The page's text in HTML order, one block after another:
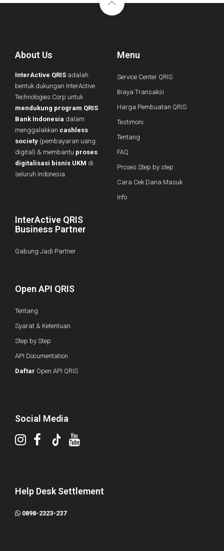
About Us
InterActive QRIS adalah
bentuk dukungan InterActive
Technologies Corp untuk
mendukung program QRIS
Bank Indonesia dalam
menggalakkan cashless
society (pembayaran uang
digital) & membantu proses
digitalisasi bisnis UKM di
seluruh Indonesia.
InterActive QRIS
Business Partner
Gabung Jadi Partner
Menu
Service Center QRIS
Biaya Transaksi
Harga Pembuatan QRIS
Testimoni
Tentang
FAQ
Proses Step by step
Cara Cek Dana Masuk
Info
Open API QRIS
Tentang
Syarat & Ketentuan
Step by Step
API Documentation
Daftar Open API QRIS
Social Media
Help Desk Settlement
0898-2323-237